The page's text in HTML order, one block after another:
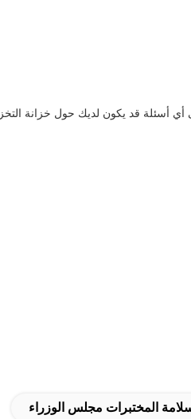
المختبرات مجلس الوزراء